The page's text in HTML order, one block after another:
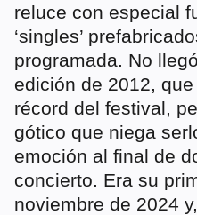
reluce con especial
‘singles’
programada. No
edición de 2012,
récord del festival,
gótico que niega
emoción al final de
concierto. Era su
noviembre de 2024